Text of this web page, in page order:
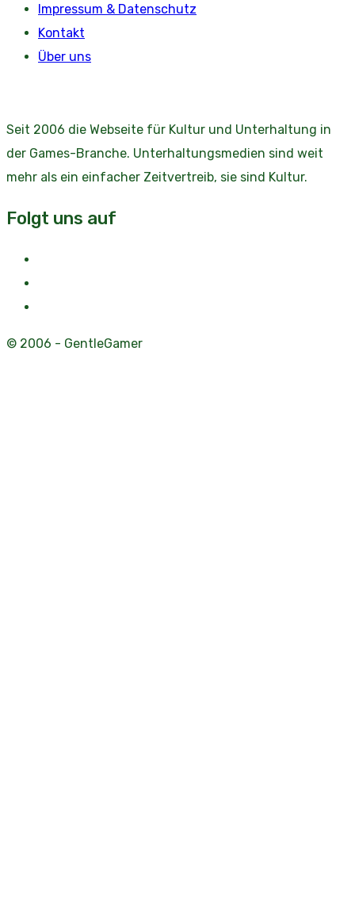
Impressum & Datenschutz
Kontakt
Über uns
Seit 2006 die Webseite für Kultur und Unterhaltung in
der Games-Branche. Unterhaltungsmedien sind weit
mehr als ein einfacher Zeitvertreib, sie sind Kultur.
Folgt uns auf
© 2006 - GentleGamer